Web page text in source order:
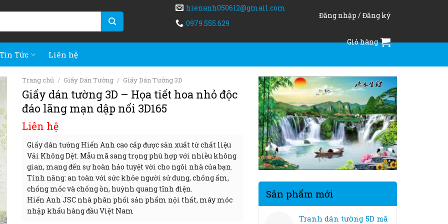
hienanh050612@gmail.com
0979.555.629
Đăng nhập / Đăng ký
Giỏ hàng
Tin Tức Liên hệ
Trang chủ / Giấy Dán Tường / Giấy Dán Tường 3D
Giấy dán tường 3D – Họa tiết hoa nhỏ độc
đáo lãng mạn dập nổi 3D165
Liên hệ
Giấy dán tường Hiển Anh cao cấp được sản xuất từ chất liệu
Vải Không Dệt. Mẫu mã sang trọng phù hợp với nhiều không
gian, mang đến sự hoàn hảo tuyệt vời cho ngôi nhà của bạn.
Tính năng: an toàn với sức khỏe người sử dung, chống ẩm,
chống mốc và chống ồn, huỳnh quang tĩnh điện.
Hiển Anh JSC nhà phân phối sản phẩm nội thất, máy móc
nhập khẩu hàng đầu Việt Nam
Sản phẩm mới
Tranh dán tường 5D mã